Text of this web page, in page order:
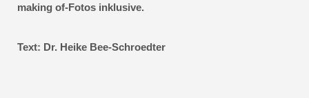
making of-Fotos inklusive.
Text: Dr. Heike Bee-Schroedter